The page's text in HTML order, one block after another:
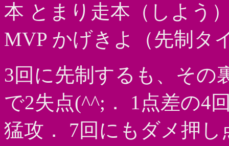
本 とまり走本（しよう
MVP かげきよ（先制タ
3回に先制するも、その
で2失点(^^;． 1点差の4
猛攻． 7回にもダメ押